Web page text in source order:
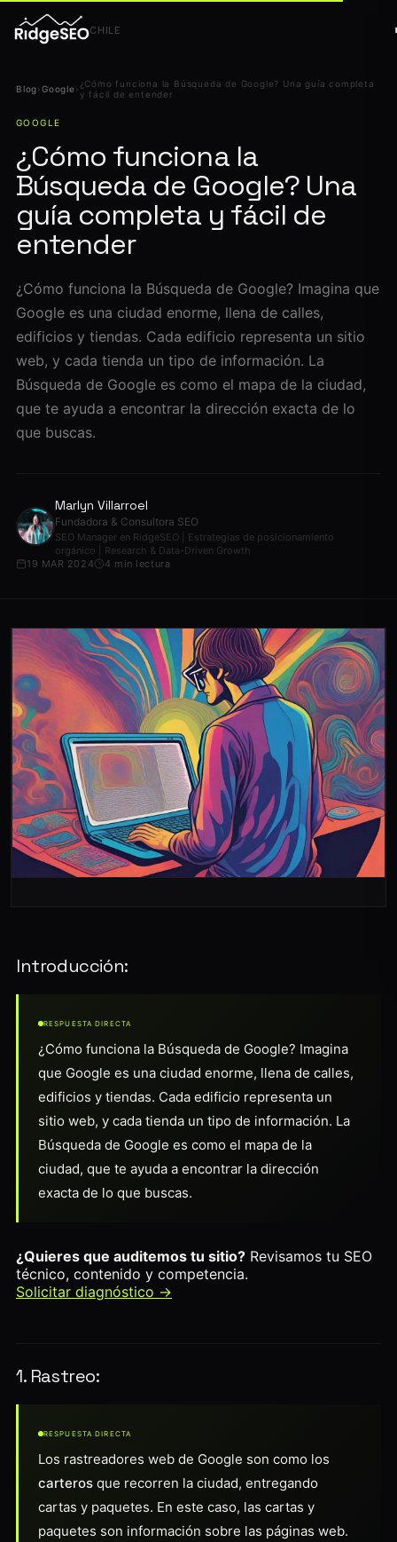
CHILE
Blog›Google › ¿Cómo funciona la Búsqueda de Google? Una guía completa
y fácil de entender
GOOGLE
¿Cómo funciona la
Búsqueda de Google? Una
guía completa y fácil de
entender
¿Cómo funciona la Búsqueda de Google? Imagina que
Google es una ciudad enorme, llena de calles,
edificios y tiendas. Cada edificio representa un sitio
web, y cada tienda un tipo de información. La
Búsqueda de Google es como el mapa de la ciudad,
que te ayuda a encontrar la dirección exacta de lo
que buscas.
Marlyn Villarroel
Fundadora & Consultora SEO
SEO Manager en RidgeSEO | Estrategias de posicionamiento
orgánico | Research & Data-Driven Growth
19 MAR 2024
4 min lectura
Introducción:
RESPUESTA DIRECTA
¿Cómo funciona la Búsqueda de Google? Imagina
que Google es una ciudad enorme, llena de calles,
edificios y tiendas. Cada edificio representa un
sitio web, y cada tienda un tipo de información. La
Búsqueda de Google es como el mapa de la
ciudad, que te ayuda a encontrar la dirección
exacta de lo que buscas.
¿Quieres que auditemos tu sitio? Revisamos tu SEO
técnico, contenido y competencia.
Solicitar diagnóstico →
1. Rastreo:
RESPUESTA DIRECTA
Los rastreadores web de Google son como los
carteros que recorren la ciudad, entregando
cartas y paquetes. En este caso, las cartas y
paquetes son información sobre las páginas web.